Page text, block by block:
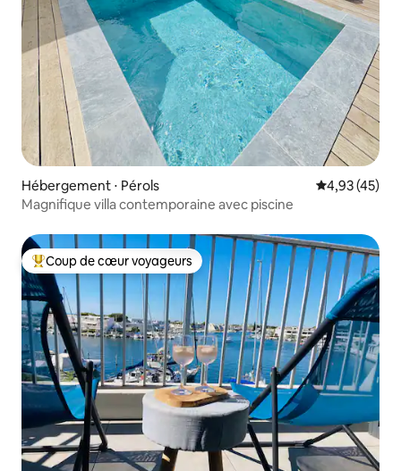
Hébergement ⋅ Pérols Évaluation
4,93 (45)
Magnifique villa contemporaine avec piscine
Coups de cœur voyageurs les plus appréciés
Coup de cœur voyageurs